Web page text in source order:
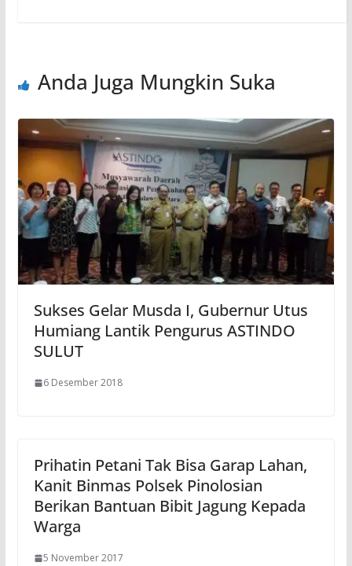
Anda Juga Mungkin Suka
Sukses Gelar Musda I, Gubernur Utus
Humiang Lantik Pengurus ASTINDO
SULUT
6 Desember 2018
Prihatin Petani Tak Bisa Garap Lahan,
Kanit Binmas Polsek Pinolosian
Berikan Bantuan Bibit Jagung Kepada
Warga
5 November 2017